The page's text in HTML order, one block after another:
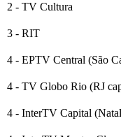
2 - TV Cultura
3 - RIT
4 - EPTV Central (São
4 - TV Globo Rio (RJ
4 - InterTV Capital